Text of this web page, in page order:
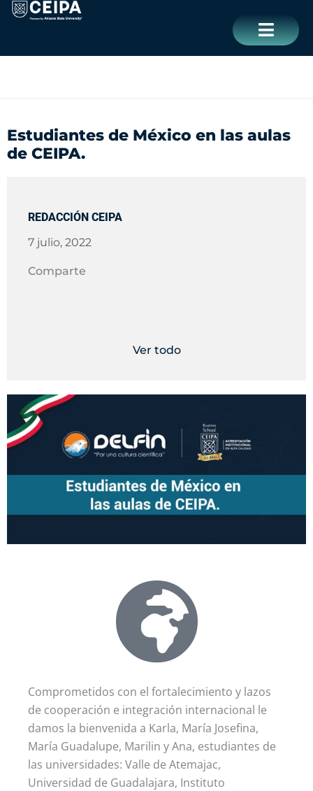
contenido
Estudiantes de México en las aulas
de CEIPA.
REDACCIÓN CEIPA
7 julio, 2022
Comparte
Ver todo
Comprometidos con el fortalecimiento y lazos
de cooperación e integración internacional le
damos la bienvenida a Karla, María Josefina,
María Guadalupe, Marilin y Ana, estudiantes de
las universidades: Valle de Atemajac,
Universidad de Guadalajara, Instituto